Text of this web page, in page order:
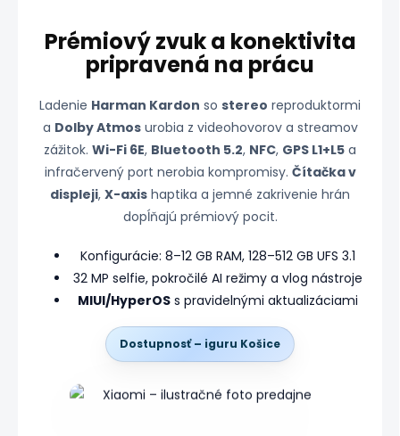
Prémiový zvuk a konektivita
pripravená na prácu
Ladenie Harman Kardon so stereo reproduktormi
a Dolby Atmosurobia z videohovorov a streamov
zážitok. Wi-Fi 6E, Bluetooth 5.2, NFC, GPS L1+L5 a
infračervený port nerobia kompromisy. Čítačka v
displeji, X-axis haptika a jemné zakrivenie hrán
dopĺňajú prémiový pocit.
Konfigurácie: 8–12 GB RAM, 128–512 GB UFS 3.1
32 MP selfie, pokročilé AI režimy a vlog nástroje
MIUI/HyperOS s pravidelnými aktualizáciami
Dostupnosť – iguru Košice